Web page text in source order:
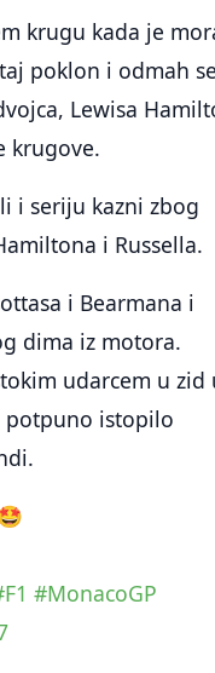
krugu kada je
poklon i odmah se
Lewisa
krugove.
i seriju kazni zbog
i Russella.
i Bearmana i
dima iz motora.
udarcem u zid
potpuno istopilo
#MonacoGP